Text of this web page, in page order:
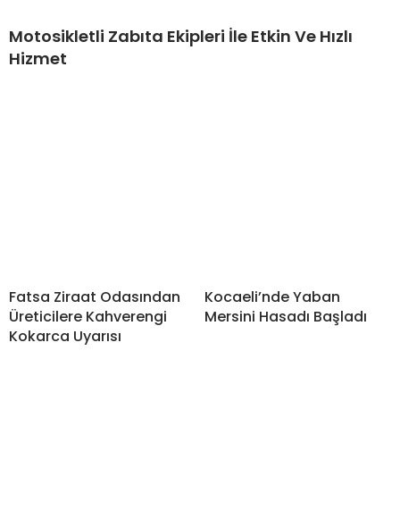
Motosikletli Zabıta Ekipleri İle Etkin Ve Hızlı
Hizmet
Fatsa Ziraat Odasından
Üreticilere Kahverengi
Kokarca Uyarısı
Kocaeli’nde Yaban
Mersini Hasadı Başladı